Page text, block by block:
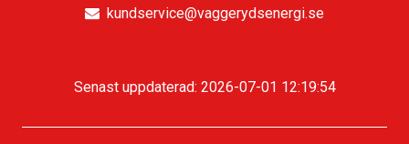
kundservice@vaggerydsenergi.se
Senast uppdaterad: 2026-07-01 12:19:54